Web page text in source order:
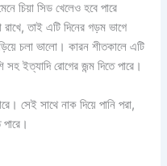
চিয়া সিড খেলেও হবে পারে
রাখে, তাই এটি দিনের গড়ম ভাগে
চলা ভালো। কারন শীতকালে এটি
ইত্যাদি রোগের জন্ম দিতে পারে।
সেই সাথে নাক দিয়ে পানি পরা,